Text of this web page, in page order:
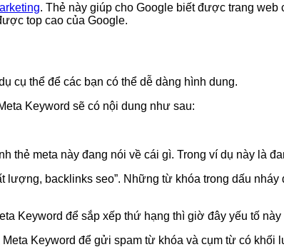
. Thẻ này giúp cho Google biết được trang
top cao của Google.
cụ thể để các bạn có thể dễ dàng hình dung.
Keyword sẽ có nội dung như sau:
thẻ meta này đang nói về cái gì. Trong ví dụ này là
lượng, backlinks seo”. Những từ khóa trong dấu
Keyword để sắp xếp thứ hạng thì giờ đây yếu tố
Keyword để gửi spam từ khóa và cụm từ có